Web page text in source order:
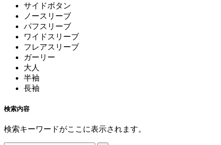
サイドボタン
ノースリーブ
パフスリーブ
ワイドスリーブ
フレアスリーブ
ガーリー
大人
半袖
長袖
検索内容
検索キーワードがここに表示されます。